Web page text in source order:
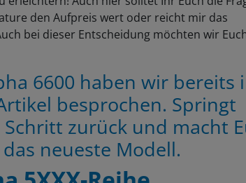
den Aufpreis wert oder reicht mir das
bei dieser Entscheidung möchten wir
6600 haben wir bereits
besprochen. Springt
zurück und macht
neueste Modell.